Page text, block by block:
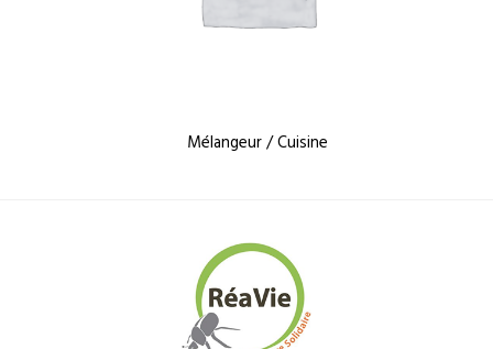
Mélangeur / Cuisine